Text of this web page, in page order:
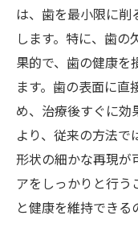
は、歯を最小限に削
します。特に、歯
果的で、歯の健康を
ます。歯の表面に
め、治療後すぐに効
より、従来の方法で
形状の細かな再現が
アをしっかりと行う
と健康を維持できる